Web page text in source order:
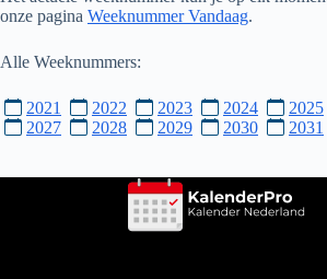
onze pagina Weeknummer Vandaag.
Alle Weeknummers:
2021 2022 2023 2024 2025
2027
2028 2029 2030 2031